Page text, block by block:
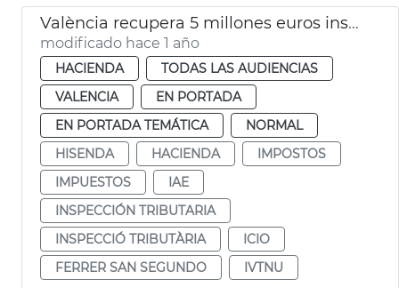
València recupera 5 millones euros inspecciones tributarias 2024
modificado hace 1 año
HACIENDA
TODAS LAS AUDIENCIAS
VALENCIA
EN PORTADA
EN PORTADA TEMÁTICA
NORMAL
HISENDA
HACIENDA
IMPOSTOS
IMPUESTOS
IAE
INSPECCIÓN TRIBUTARIA
INSPECCIÓ TRIBUTÀRIA
ICIO
FERRER SAN SEGUNDO
IVTNU